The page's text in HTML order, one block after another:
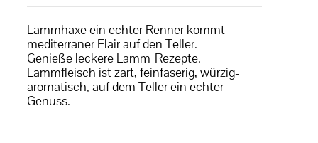
Lammhaxe ein echter Renner kommt
mediterraner Flair auf den Teller.
Genieße leckere Lamm-Rezepte.
Lammfleisch ist zart, feinfaserig, würzig-
aromatisch, auf dem Teller ein echter
Genuss.